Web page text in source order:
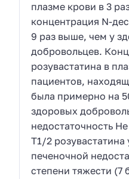
плазме крови в 3
концентрация N-
9 раз выше, чем у
добровольцев.
розувастатина в
пациентов,
была примерно на
здоровых
недостаточность
Т1/2 розувастатина
печеночной
степени тяжести (7